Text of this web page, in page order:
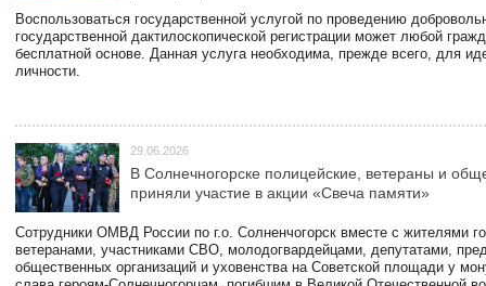
Воспользоваться государственной услугой по проведению
государственной дактилоскопической регистрации может любой
бесплатной основе. Данная услуга необходима, прежде всего, для
личности.
29.06.2026
В Солнечногорске полицейские, ветераны и
приняли участие в акции «Свеча памяти»
Сотрудники ОМВД России по г.о. Солненчогорск вместе с жителями
ветеранами, участниками СВО, молодогвардейцами, депутатами,
общественных организаций и уховенства на Советской площади у